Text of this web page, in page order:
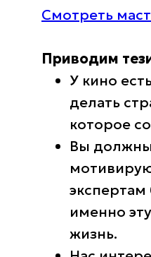
Смотреть
Приводим
У кино
делать
которое
Вы должны
именно
жизнь.